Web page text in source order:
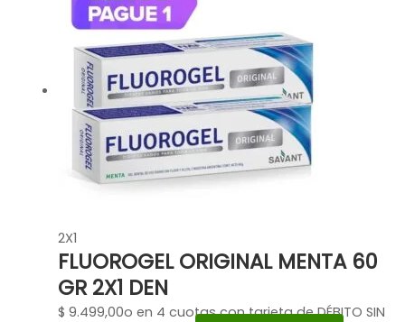
2X1
FLUOROGEL ORIGINAL MENTA 60
GR 2X1 DEN
$ 9.499,00o en 4 cuotas con tarjeta de DÉBITO SIN